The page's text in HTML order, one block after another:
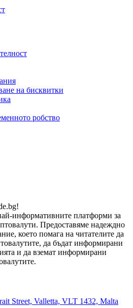
на бисквитки
робство
информативните платформи за
Предоставяме надеждно
което помага на читателите да
да бъдат информирани
и да вземат информирани
Street, Valletta, VLT 1432, Malta